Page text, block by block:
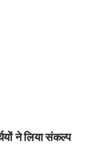
ने लिया संकल्प